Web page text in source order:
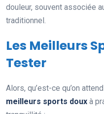
douleur, souvent associée
traditionnel.
Les Meilleurs
Tester
Alors, qu’est-ce qu’on
meilleurs sports doux à